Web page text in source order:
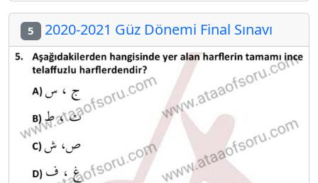
5 2020-2021 Güz Dönemi Final Sınavı